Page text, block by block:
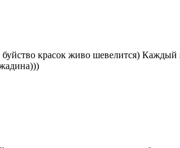
красок живо шевелится)